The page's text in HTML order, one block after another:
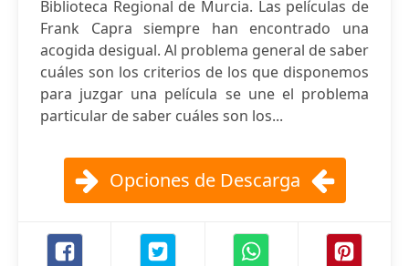
Biblioteca Regional de Murcia. Las películas de
Frank Capra siempre han encontrado una
acogida desigual. Al problema general de saber
cuáles son los criterios de los que disponemos
para juzgar una película se une el problema
particular de saber cuáles son los...
Opciones de Descarga